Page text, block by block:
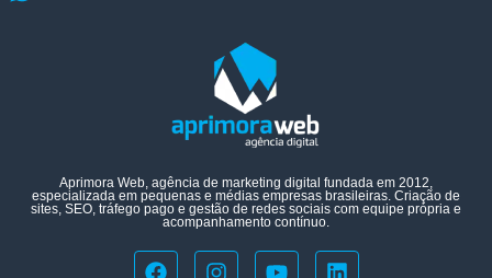
Aprimora Web, agência de marketing digital fundada em 2012,
especializada em pequenas e médias empresas brasileiras. Criação de
sites, SEO, tráfego pago e gestão de redes sociais com equipe própria e
acompanhamento contínuo.